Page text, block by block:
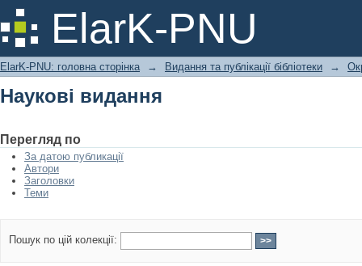
ElarK-PNU
Наукові видання
ElarK-PNU: головна сторінка → Видання та публікації бібліотеки →
Наукові видання
Перегляд по
За датою публикації
Автори
Заголовки
Теми
Пошук по цій колекції: